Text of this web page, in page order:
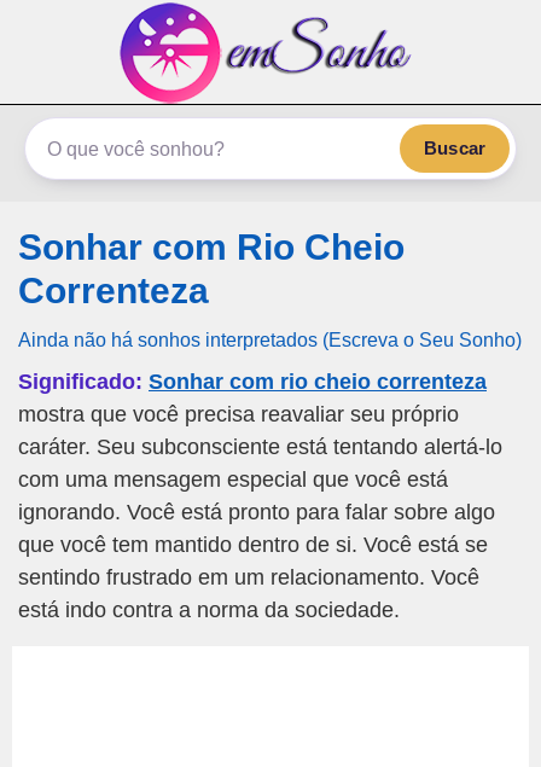
emSonho.com
Os sonhos significam mais
Buscar
Sonhar com Rio Cheio
Correnteza
Ainda não há sonhos interpretados (Escreva o Seu Sonho)
Significado: Sonhar com rio cheio correnteza
mostra que você precisa reavaliar seu próprio
caráter. Seu subconsciente está tentando alertá-lo
com uma mensagem especial que você está
ignorando. Você está pronto para falar sobre algo
que você tem mantido dentro de si. Você está se
sentindo frustrado em um relacionamento. Você
está indo contra a norma da sociedade.